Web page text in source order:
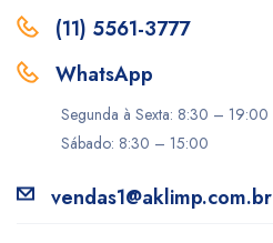
(11) 5561-3777
WhatsApp
Segunda à Sexta: 8:30 – 19:00
Sábado: 8:30 – 15:00
vendas1@aklimp.com.br